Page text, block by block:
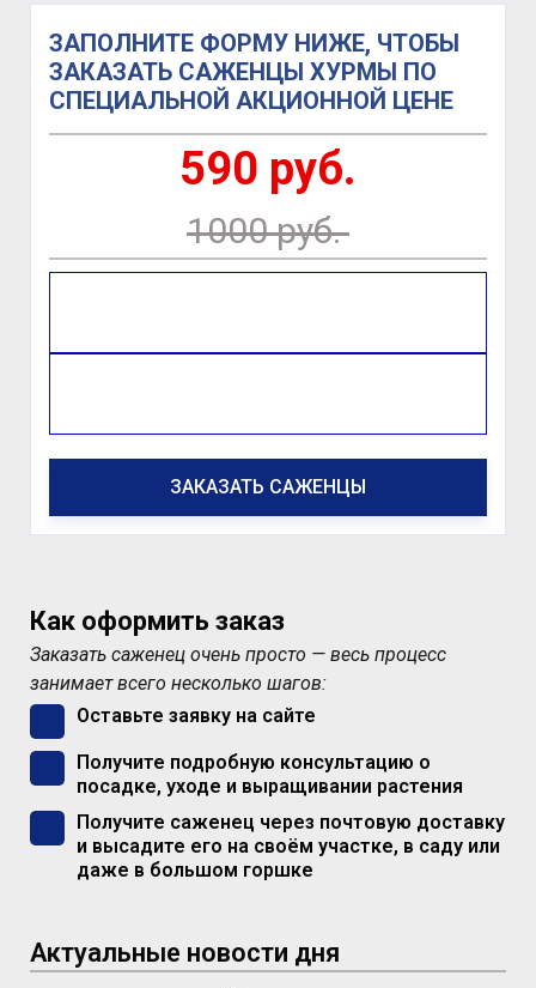
ЗАПОЛНИТЕ ФОРМУ НИЖЕ, ЧТОБЫ
ЗАКАЗАТЬ САЖЕНЦЫ ХУРМЫ ПО
СПЕЦИАЛЬНОЙ АКЦИОННОЙ ЦЕНЕ
590 руб.
1000 руб.
ЗАКАЗАТЬ САЖЕНЦЫ
Как оформить заказ
Заказать саженец очень просто — весь процесс
занимает всего несколько шагов:
Оставьте заявку на сайте
Получите подробную консультацию о
посадке, уходе и выращивании растения
Получите саженец через почтовую доставку
и высадите его на своём участке, в саду или
даже в большом горшке
Актуальные новости дня